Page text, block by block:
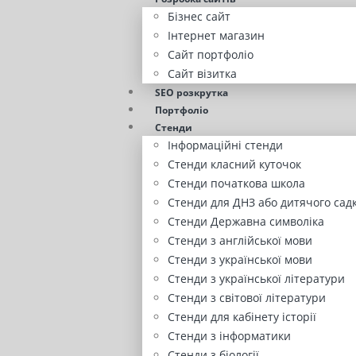
Бізнес сайт
Інтернет магазин
Сайт портфоліо
Сайт візитка
SEO розкрутка
Портфоліо
Стенди
Інформаційні стенди
Стенди класний куточок
Стенди початкова школа
Стенди для ДНЗ або дитячого
Стенди Державна символіка
Стенди з англійської мови
Стенди з української мови
Стенди з української літератури
Стенди з світової літератури
Стенди для кабінету історії
Стенди з інформатики